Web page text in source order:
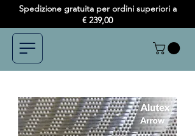
Spedizione gratuita per ordini superiori a
€ 239,00